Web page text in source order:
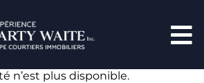
n’est plus disponible.